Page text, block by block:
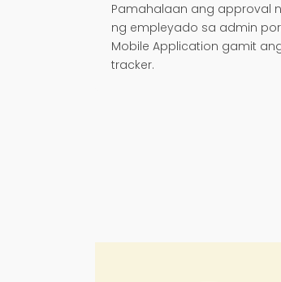
Pamahalaan ang approval
ng empleyado sa admin
Mobile Application gamit
tracker.